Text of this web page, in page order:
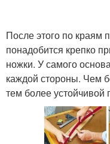
После этого по краям
понадобится крепко
ножки. У самого
каждой стороны. Чем
тем более устойчивой